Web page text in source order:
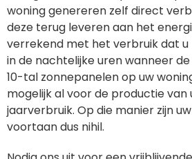
woning genereren zelf direct
deze terug leveren aan het
verrekend met het verbruik dat
in de nachtelijke uren wanneer
10-tal zonnepanelen op uw
mogelijk al voor de productie van
jaarverbruik. Op die manier zijn
voortaan dus nihil.